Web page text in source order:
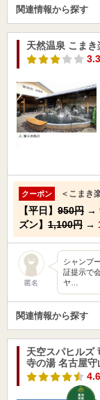
関連情報から探す
天然温泉 こまき
クーポン ＜こまき
【平日】 950円 →
ズン】 1,100円 →
匿名
シャンプ
証提示で
ヤ…
関連情報から探す
天空スパヒルズ
寺の湯 名古屋守